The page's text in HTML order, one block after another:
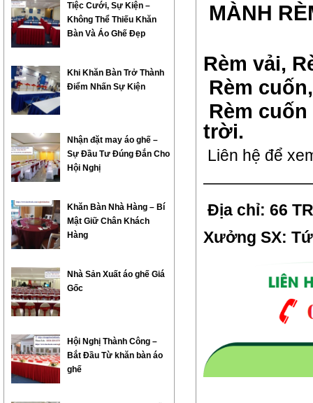
MÀNH
Rèm vải,
Rèm
Rèm
trời.
Liên hệ để
Địa chỉ: 66
Xưởng SX:
Tiệc Cưới, Sự Kiện –
Không Thể Thiếu Khăn
Bàn Và Áo Ghế Đẹp
Khi Khăn Bàn Trở Thành
Điểm Nhấn Sự Kiện
Nhận đặt may áo ghế –
Sự Đầu Tư Đúng Đắn Cho
Hội Nghị
Khăn Bàn Nhà Hàng – Bí
Mật Giữ Chân Khách
Hàng
Nhà Sản Xuất áo ghế Giá
Gốc
Hội Nghị Thành Công –
Bắt Đầu Từ khăn bàn áo
ghế